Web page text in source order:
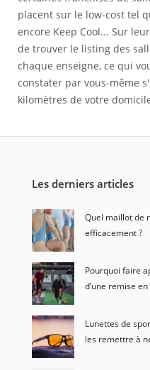
placent sur le low-cost tel
encore Keep Cool... Sur
de trouver le listing des
chaque enseigne, ce qui
constater par vous-même
kilomètres de votre
Les derniers articles
Quel maillot de
efficacement ?
Pourquoi faire
d’une remise
Lunettes de
les remettre à